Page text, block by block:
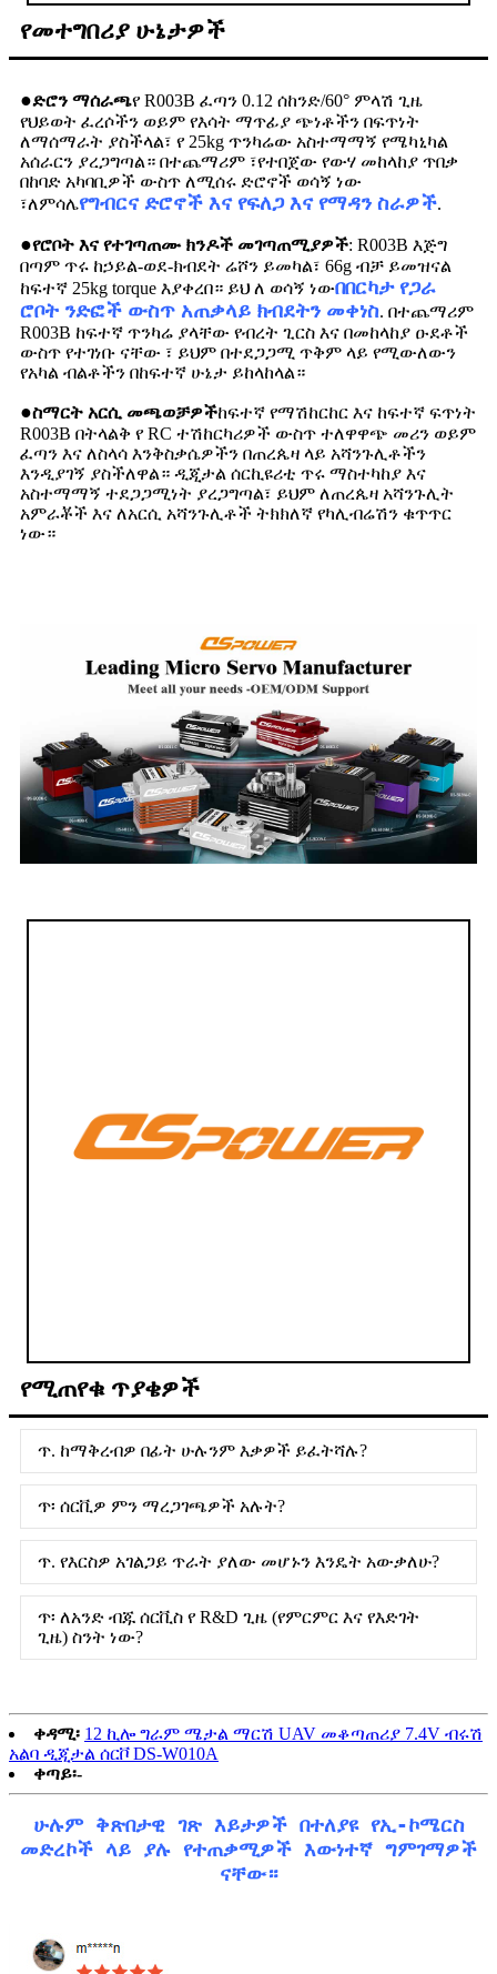
የመተግበሪያ ሁኔታዎች
●ድሮን ማሰራጫየ R003B ፈጣን 0.12 ሰከንድ/60° ምላሽ ጊዜ
የህይወት ፈረሶችን ወይም የእሳት ማጥፊያ ጭነቶችን በፍጥነት
ለማሰማራት ያስችላል፣ የ 25kg ጥንካሬው አስተማማኝ የሜካኒካል
አሰራርን ያረጋግጣል። በተጨማሪም ፣የተበጀው የውሃ መከላከያ ጥበቃ
በከባድ አካባቢዎች ውስጥ ለሚሰሩ ድሮኖች ወሳኝ ነው
፣ለምሳሌየግብርና ድሮኖች እና የፍለጋ እና የማዳን ስራዎች.
●የሮቦት እና የተገጣጠሙ ክንዶች መገጣጠሚያዎች: R003B እጅግ
በጣም ጥሩ ከኃይል-ወደ-ክብደት ሬሾን ይመካል፣ 66g ብቻ ይመዝናል
ከፍተኛ 25kg torque እያቀረበ። ይህ ለ ወሳኝ ነውበበርካታ የጋራ
ሮቦት ንድፎች ውስጥ አጠቃላይ ክብደትን መቀነስ. በተጨማሪም
R003B ከፍተኛ ጥንካሬ ያላቸው የብረት ጊርስ እና በመከላከያ ዑደቶች
ውስጥ የተገነቡ ናቸው ፣ ይህም በተደጋጋሚ ጥቅም ላይ የሚውለውን
የአካል ብልቶችን በከፍተኛ ሁኔታ ይከላከላል።
●ስማርት አርሲ መጫወቻዎችከፍተኛ የማሽከርከር እና ከፍተኛ ፍጥነት
R003B በትላልቅ የ RC ተሽከርካሪዎች ውስጥ ተለዋዋጭ መሪን ወይም
ፈጣን እና ለስላሳ እንቅስቃሴዎችን በጠረጴዛ ላይ አሻንጉሊቶችን
እንዲያገኝ ያስችለዋል። ዲጂታል ሰርኪዩሪቲ ጥሩ ማስተካከያ እና
አስተማማኝ ተደጋጋሚነት ያረጋግጣል፣ ይህም ለጠረጴዛ አሻንጉሊት
አምራቾች እና ለአርሲ አሻንጉሊቶች ትክክለኛ የካሊብሬሽን ቁጥጥር
ነው።
የሚጠየቁ ጥያቄዎች
ጥ. ከማቅረብዎ በፊት ሁሉንም እቃዎች ይፈትሻሉ?
ጥ፡ ሰርቪዎ ምን ማረጋገጫዎች አሉት?
ጥ. የእርስዎ አገልጋይ ጥራት ያለው መሆኑን እንዴት አውቃለሁ?
ጥ፡ ለአንድ ብጁ ሰርቪስ የ R&D ጊዜ (የምርምር እና የእድገት
ጊዜ) ስንት ነው?
ቀዳሚ፡ 12 ኪሎ ግራም ሜታል ማርሽ UAV መቆጣጠሪያ 7.4V ብሩሽ
አልባ ዲጂታል ሰርቮ DS-W010A
ቀጣይ፡-
ሁሉም ቅጽበታዊ ገጽ እይታዎች በተለያዩ የኢ-ኮሜርስ
መድረኮች ላይ ያሉ የተጠቃሚዎች እውነተኛ ግምገማዎች
ናቸው።